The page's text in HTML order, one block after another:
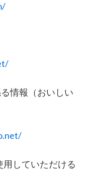
情報（おいしい
していただける